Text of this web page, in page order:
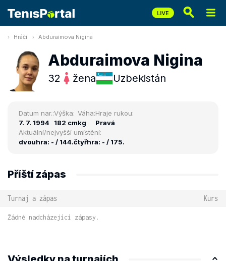
Hráči Abduraimova Nigina
Abduraimova Nigina
32 žena Uzbekistán
Datum nar.:
7. 7. 1994
Výška:
182 cm
Váha:
kg
Hraje rukou:
Pravá
Aktuální/nejvyšší umístění:
dvouhra: - / 144.čtyřhra: - / 175.
Příští zápas
Turnaj a zápas Kurs
Žádné nadcházející zápasy.